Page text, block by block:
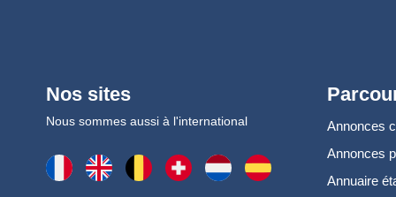
Nos sites
Nous sommes aussi à l'international
Annonces
Annonces
Annuaire